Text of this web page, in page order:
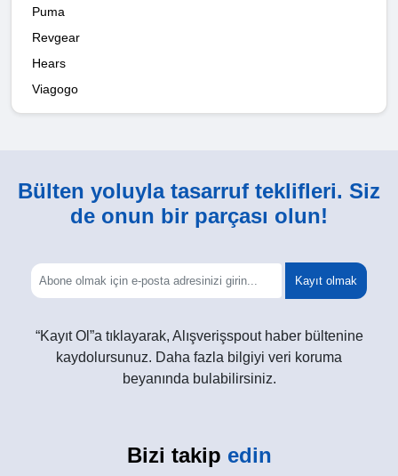
Puma
Revgear
Hears
Viagogo
Bülten yoluyla tasarruf teklifleri. Siz
de onun bir parçası olun!
Kayıt olmak
“Kayıt Ol”a tıklayarak, Alışverişspout haber bültenine
kaydolursunuz. Daha fazla bilgiyi veri koruma
beyanında bulabilirsiniz.
Bizi takip edin